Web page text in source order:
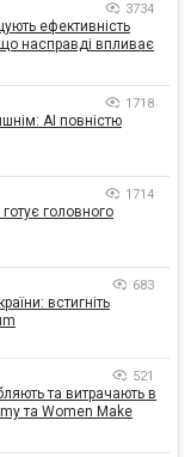
3734
ефективність
насправді впливає
1718
AI повністю
1714
головного
683
встигніть
521
та витрачають в
та Women Make